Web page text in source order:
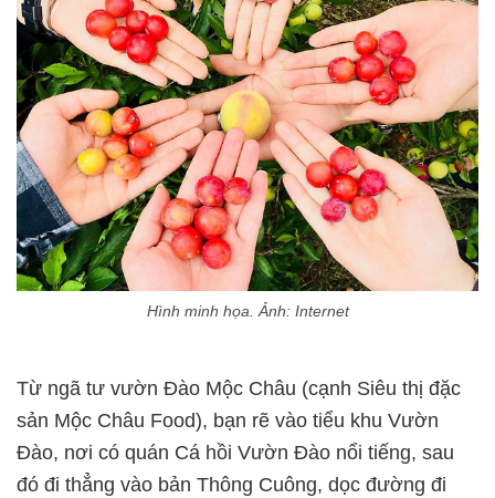
Hình minh họa. Ảnh: Internet
Từ ngã tư vườn Đào Mộc Châu (cạnh Siêu thị đặc
sản Mộc Châu Food), bạn rẽ vào tiểu khu Vườn
Đào, nơi có quán Cá hồi Vườn Đào nổi tiếng, sau
đó đi thẳng vào bản Thông Cuông, dọc đường đi